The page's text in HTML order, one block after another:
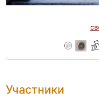
Участники